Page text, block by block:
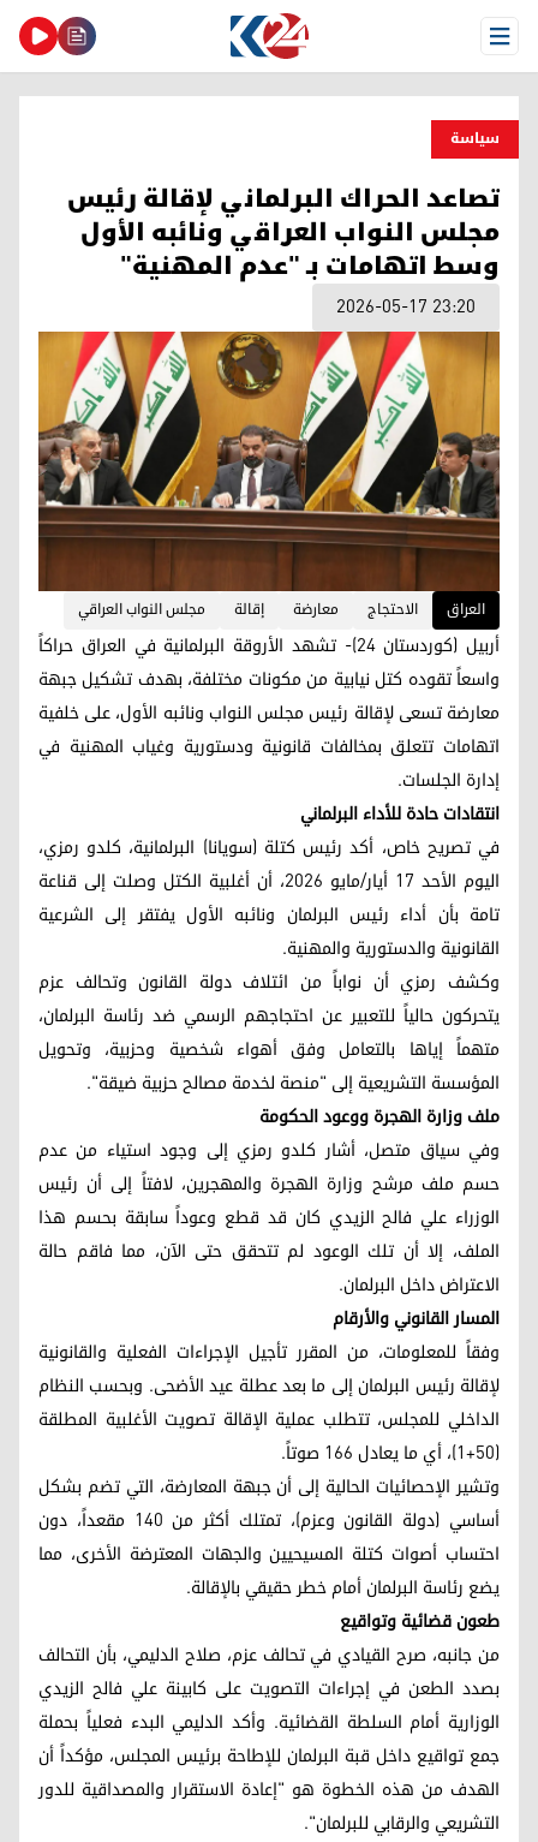
Open Menu
سیاسة
تصاعد الحراك البرلماني لإقالة رئيس
مجلس النواب العراقي ونائبه الأول
وسط اتهامات بـ "عدم المهنية"
2026-05-17 23:20
العراق الاحتجاج معارضة إقالة مجلس النواب العراقي
أربيل (كوردستان 24)- تشهد الأروقة البرلمانية في العراق حراكاً
واسعاً تقوده كتل نيابية من مكونات مختلفة، بهدف تشكيل جبهة
معارضة تسعى لإقالة رئيس مجلس النواب ونائبه الأول، على خلفية
اتهامات تتعلق بمخالفات قانونية ودستورية وغياب المهنية في
إدارة الجلسات.
انتقادات حادة للأداء البرلماني
في تصريح خاص، أكد رئيس كتلة (سويانا) البرلمانية، كلدو رمزي،
اليوم الأحد 17 أيار/مایو 2026، أن أغلبية الكتل وصلت إلى قناعة
تامة بأن أداء رئيس البرلمان ونائبه الأول يفتقر إلى الشرعية
القانونية والدستورية والمهنية.
وكشف رمزي أن نواباً من ائتلاف دولة القانون وتحالف عزم
يتحركون حالياً للتعبير عن احتجاجهم الرسمي ضد رئاسة البرلمان،
متهماً إياها بالتعامل وفق أهواء شخصية وحزبية، وتحويل
المؤسسة التشريعية إلى "منصة لخدمة مصالح حزبية ضيقة".
ملف وزارة الهجرة ووعود الحكومة
وفي سياق متصل، أشار كلدو رمزي إلى وجود استياء من عدم
حسم ملف مرشح وزارة الهجرة والمهجرين، لافتاً إلى أن رئيس
الوزراء علي فالح الزيدي كان قد قطع وعوداً سابقة بحسم هذا
الملف، إلا أن تلك الوعود لم تتحقق حتى الآن، مما فاقم حالة
الاعتراض داخل البرلمان.
المسار القانوني والأرقام
وفقاً للمعلومات، من المقرر تأجيل الإجراءات الفعلية والقانونية
لإقالة رئيس البرلمان إلى ما بعد عطلة عيد الأضحى. وبحسب النظام
الداخلي للمجلس، تتطلب عملية الإقالة تصويت الأغلبية المطلقة
(50+1)، أي ما يعادل 166 صوتاً.
وتشير الإحصائيات الحالية إلى أن جبهة المعارضة، التي تضم بشكل
أساسي (دولة القانون وعزم)، تمتلك أكثر من 140 مقعداً، دون
احتساب أصوات كتلة المسيحيين والجهات المعترضة الأخرى، مما
يضع رئاسة البرلمان أمام خطر حقيقي بالإقالة.
طعون قضائية وتواقيع
من جانبه، صرح القيادي في تحالف عزم، صلاح الدليمي، بأن التحالف
بصدد الطعن في إجراءات التصويت على كابينة علي فالح الزيدي
الوزارية أمام السلطة القضائية. وأكد الدليمي البدء فعلياً بحملة
جمع تواقيع داخل قبة البرلمان للإطاحة برئيس المجلس، مؤكداً أن
الهدف من هذه الخطوة هو "إعادة الاستقرار والمصداقية للدور
التشريعي والرقابي للبرلمان".